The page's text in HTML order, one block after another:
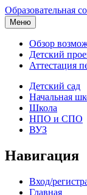
Образовательная
Меню
Обзор
Детский
Аттестация
Детский сад
Начальная
Школа
НПО и СПО
ВУЗ
Навигация
Вход/
Главная